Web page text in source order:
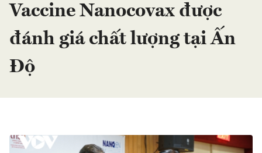
Vaccine Nanocovax được
đánh giá chất lượng tại Ấn
Độ